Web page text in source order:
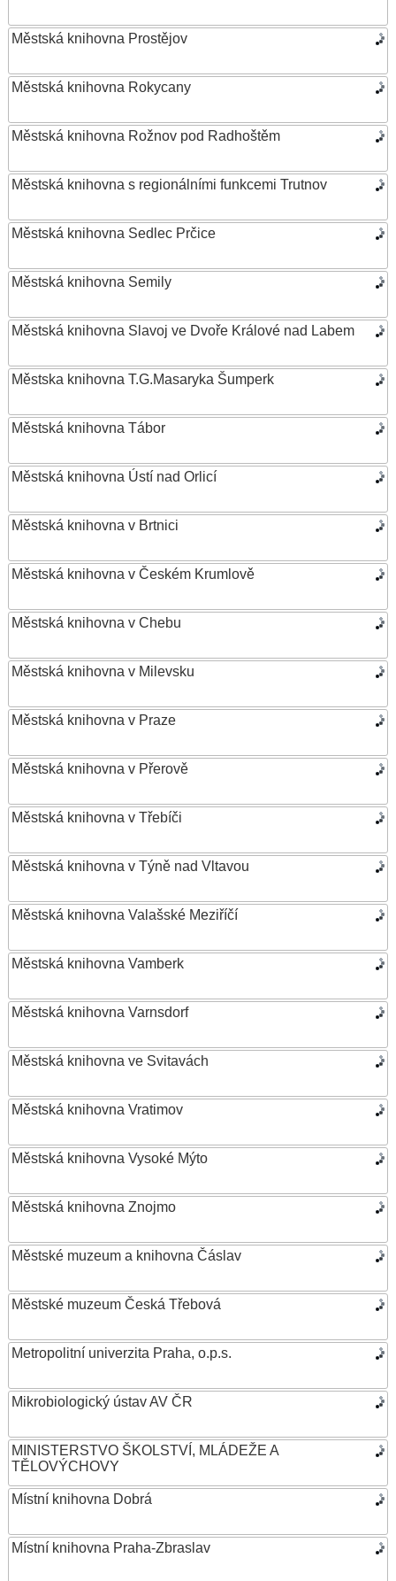
Městská knihovna Prostějov
Městská knihovna Rokycany
Městská knihovna Rožnov pod Radhoštěm
Městská knihovna s regionálními funkcemi Trutnov
Městská knihovna Sedlec Prčice
Městská knihovna Semily
Městská knihovna Slavoj ve Dvoře Králové nad Labem
Městska knihovna T.G.Masaryka Šumperk
Městská knihovna Tábor
Městská knihovna Ústí nad Orlicí
Městská knihovna v Brtnici
Městská knihovna v Českém Krumlově
Městská knihovna v Chebu
Městská knihovna v Milevsku
Městská knihovna v Praze
Městská knihovna v Přerově
Městská knihovna v Třebíči
Městská knihovna v Týně nad Vltavou
Městská knihovna Valašské Meziříčí
Městská knihovna Vamberk
Městská knihovna Varnsdorf
Městská knihovna ve Svitavách
Městská knihovna Vratimov
Městská knihovna Vysoké Mýto
Městská knihovna Znojmo
Městské muzeum a knihovna Čáslav
Městské muzeum Česká Třebová
Metropolitní univerzita Praha, o.p.s.
Mikrobiologický ústav AV ČR
MINISTERSTVO ŠKOLSTVÍ, MLÁDEŽE A
TĚLOVÝCHOVY
Místní knihovna Dobrá
Místní knihovna Praha-Zbraslav